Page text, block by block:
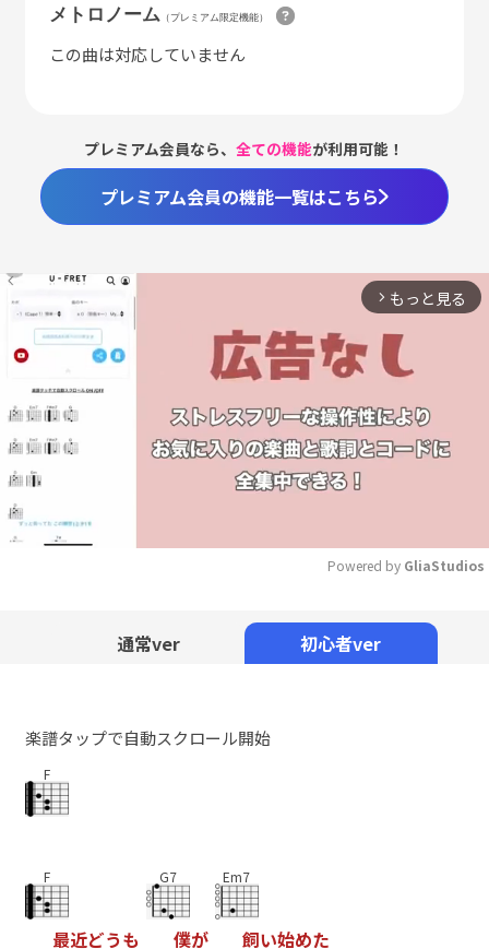
メトロノーム （プレミアム限定機能）
この曲は対応していません
プレミアム会員なら、全ての機能が利用可能！
プレミアム会員の機能一覧はこちら
arrow_forward_ios もっと見る
Powered by GliaStudios
通常ver 初心者ver
楽譜タップで自動スクロール開始
F
F
最近どうも
G7
僕が
Em7
飼い始めた